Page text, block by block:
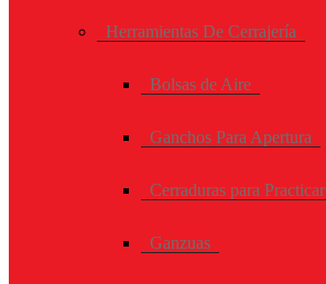
Herramientas De Cerrajería
Bolsas de Aire
Ganchos Para Apertura
Cerraduras para Practicar
Ganzuas